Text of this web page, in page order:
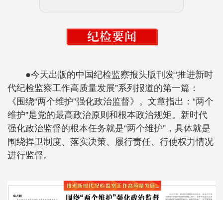
●今天出版的中国纪检监察报头版刊发“推进新时
代纪检监察工作高质量发展”系列报道的第一篇：
《围绕“两个维护”强化政治监督》。文章指出：“两个
维护”是党的最高政治原则和根本政治规矩。新时代
强化政治监督的根本任务就是“两个维护”，具体就是
围绕捍卫制度、落实决策、履行责任、行使权力情况
进行监督。